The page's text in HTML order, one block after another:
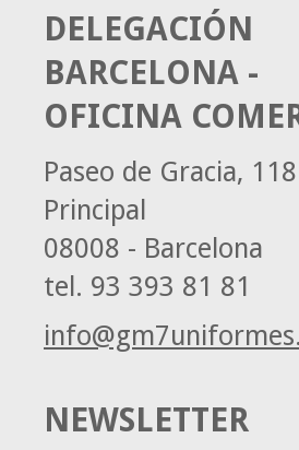
DELEGACIÓN
BARCELONA -
OFICINA
Paseo de Gracia, 118
Principal
08008 - Barcelona
tel. 93 393 81 81
NEWSLETTER